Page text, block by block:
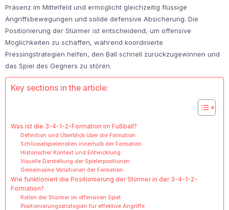
Präsenz im Mittelfeld und ermöglicht gleichzeitig flüssige
Angriffsbewegungen und solide defensive Absicherung. Die
Positionierung der Stürmer ist entscheidend, um offensive
Möglichkeiten zu schaffen, während koordinierte
Pressingstrategien helfen, den Ball schnell zurückzugewinnen und
das Spiel des Gegners zu stören.
Key sections in the article:
Was ist die 3-4-1-2-Formation im Fußball?
Definition und Überblick über die Formation
Schlüsselspielerrollen innerhalb der Formation
Historischer Kontext und Entwicklung
Visuelle Darstellung der Spielerpositionen
Gemeinsame Variationen der Formation
Wie funktioniert die Positionierung der Stürmer in der 3-4-1-2-
Formation?
Rollen der Stürmer im offensiven Spiel
Positionierungsstrategien für effektive Angriffe